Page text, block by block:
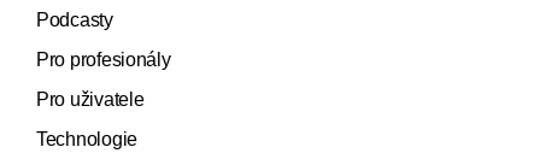
Podcasty
Pro profesionály
Pro uživatele
Technologie